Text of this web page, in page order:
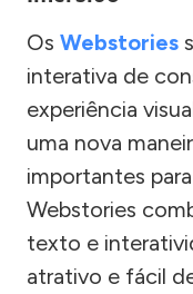
Os Webstories
interativa de
experiência
uma nova
importantes
Webstories
texto e
atrativo e fácil